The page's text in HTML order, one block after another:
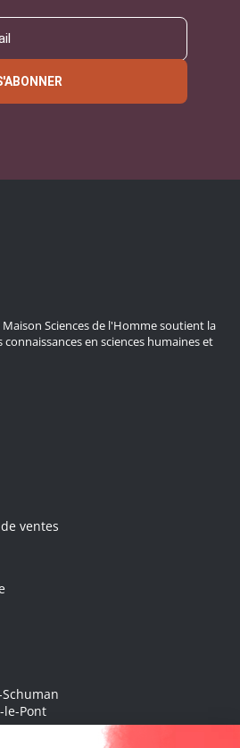
Sciences de l'Homme soutient la
en sciences humaines et
ventes
le-Pont